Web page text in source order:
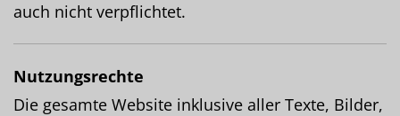
auch nicht verpflichtet.
Nutzungsrechte
Die gesamte Website inklusive aller Texte, Bilder,